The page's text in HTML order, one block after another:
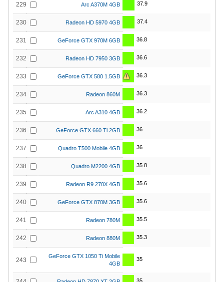
229 Arc A370M 4GB 37.9
230 Radeon HD 5970 4GB 37.4
231 GeForce GTX 970M 6GB 36.8
232 Radeon HD 7950 3GB 36.6
233 GeForce GTX 580 1.5GB 36.3
234 Radeon 860M 36.3
235 Arc A310 4GB 36.2
236 GeForce GTX 660 Ti 2GB 36
237 Quadro T500 Mobile 4GB 36
238 Quadro M2200 4GB 35.8
239 Radeon R9 270X 4GB 35.6
240 GeForce GTX 870M 3GB 35.6
241 Radeon 780M 35.5
242 Radeon 880M 35.3
243
GeForce GTX 1050 Ti Mobile
4GB
35
35